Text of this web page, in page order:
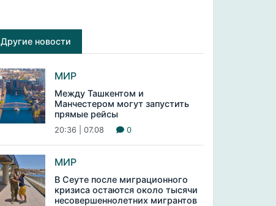
Другие новости
МИР
Между Ташкентом и
Манчестером могут запустить
прямые рейсы
20:36 | 07.08 0
МИР
В Сеуте после миграционного
кризиса остаются около тысячи
несовершеннолетних мигрантов